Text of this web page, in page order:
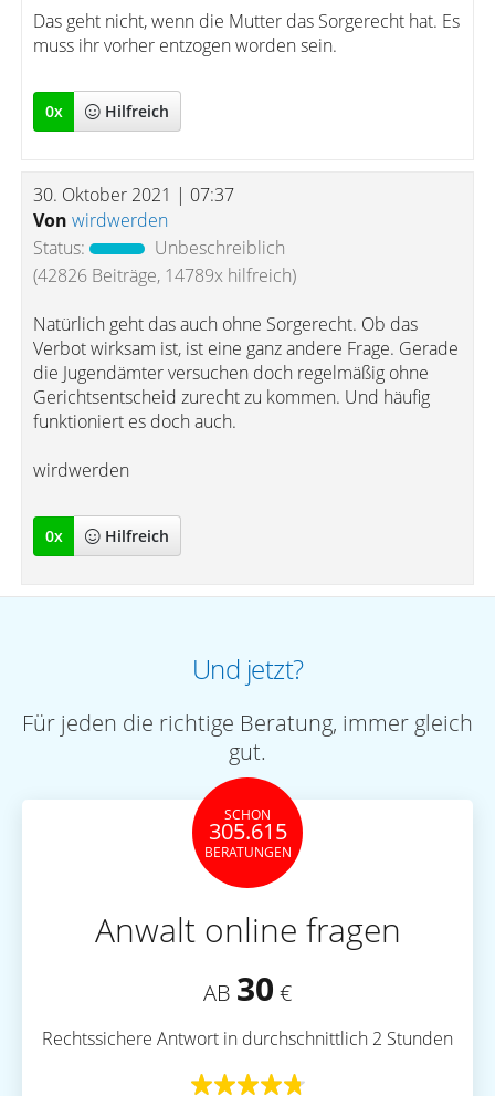
Das geht nicht, wenn die Mutter das Sorgerecht hat. Es
muss ihr vorher entzogen worden sein.
0x Hilfreich
30. Oktober 2021 | 07:37
Von wirdwerden
Status:
Unbeschreiblich
(42826 Beiträge, 14789x hilfreich)
Natürlich geht das auch ohne Sorgerecht. Ob das
Verbot wirksam ist, ist eine ganz andere Frage. Gerade
die Jugendämter versuchen doch regelmäßig ohne
Gerichtsentscheid zurecht zu kommen. Und häufig
funktioniert es doch auch.
wirdwerden
0x Hilfreich
Und jetzt?
Für jeden die richtige Beratung, immer gleich
gut.
SCHON
305.615
BERATUNGEN
Anwalt online fragen
AB 30 €
Rechtssichere Antwort in durchschnittlich 2 Stunden